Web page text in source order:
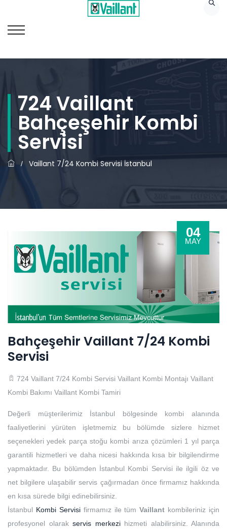
724 Vaillant
Bahçeşehir Kombi
Servisi
/ Vaillant 7/24 Kombi Servisi İstanbul
04
MAY
Bahçeşehir Vaillant 7/24 Kombi
Servisi
724 Vaillant 7/24 Kombi Servisi Vaillant Kombi Montajı Vaillant
Kombi Bakımı Vaillant Kombi Tamiri
Değerli müşterilerimiz İstanbul bölgesinde kombi alanında
faaliyetlerini yürüten işletmemiz bu bölümde sizlere hizmet
seçenekleri yedek parça stoğu kombi arıza çözümleri 1 yıl parça
garantili hizmetleri ve daha nicesi hakkında kısa bir bilgilendirme
yapmaktadır. Bu bölümden İstanbul Kombi Servisi ile ilgili öz ve
net bilgilere ulaşabilir servis çağırmadan önce firmamız hakkında
en kısa sürede bilgi edinebilirsiniz.
İstanbul Kombi Servisi firmamız ile tümVaillant kombileriniz için
profesyonel olarak servis merkezihizmeti alabilirsiniz. Alanında